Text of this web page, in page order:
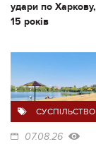
удари по
15 років
СУСПІЛЬСТВО
07.08.26